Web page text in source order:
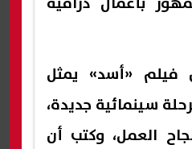
فيلم «أسد» يمثل
سينمائية جديدة،
العمل، وكتب أن